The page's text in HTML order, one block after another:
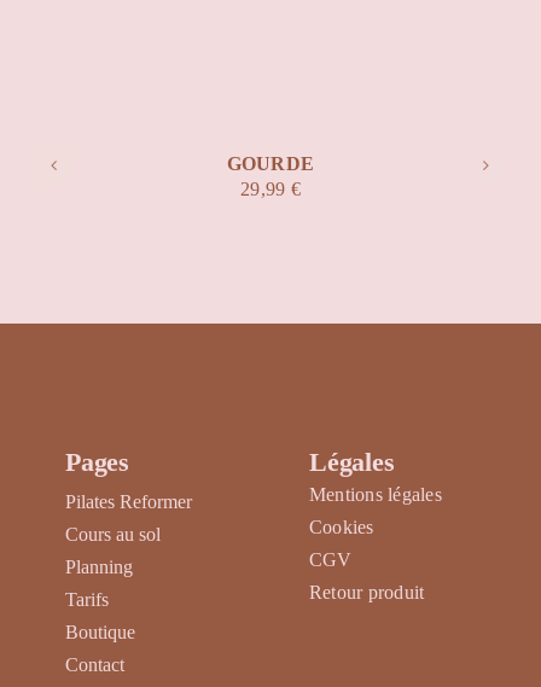
GOURDE
29,99 €
Pages
Pilates Reformer
Cours au sol
Planning
Tarifs
Boutique
Contact
Légales
Mentions légales
Cookies
CGV
Retour produit